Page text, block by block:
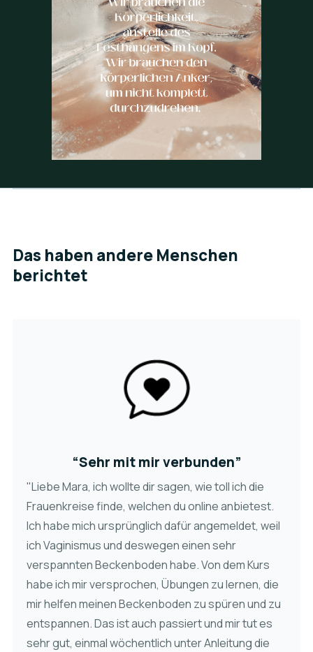
Das haben andere Menschen
berichtet
“Sehr mit mir verbunden”
"Liebe Mara, ich wollte dir sagen, wie toll ich die
Frauenkreise finde, welchen du online anbietest.
Ich habe mich ursprünglich dafür angemeldet, weil
ich Vaginismus und deswegen einen sehr
verspannten Beckenboden habe. Von dem Kurs
habe ich mir versprochen, Übungen zu lernen, die
mir helfen meinen Beckenboden zu spüren und zu
entspannen. Das ist auch passiert und mir tut es
sehr gut, einmal wöchentlich unter Anleitung die